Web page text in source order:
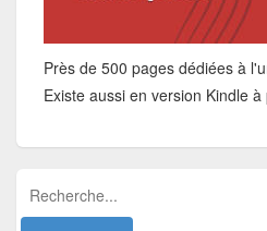
Près de 500 pages dédiées à
Existe aussi en version Kindle